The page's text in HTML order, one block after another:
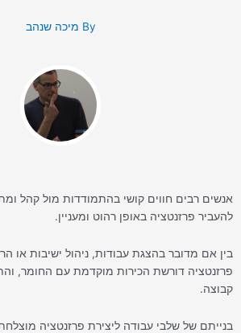
By מיכה שנהב
אנשים רבים חווים קושי בהתמודדות מול קהל
להעביר פרזנטציה באופן רהוט ומעניין.
בין אם מדובר בהצגת עבודות, ניהול ישיבות או
פרזנטציה דורשת הכירות מוקדמת עם החומר,
קבוצה.
בנייתם של שלבי עבודה ליצירת פרזנטציה